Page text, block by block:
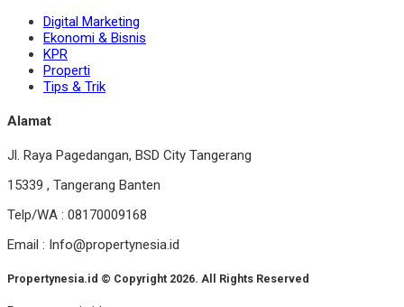
Digital Marketing
Ekonomi & Bisnis
KPR
Properti
Tips & Trik
Alamat
Jl. Raya Pagedangan, BSD City Tangerang
15339 , Tangerang Banten
Telp/WA : 08170009168
Email : Info@propertynesia.id
Propertynesia.id © Copyright 2026. All Rights Reserved